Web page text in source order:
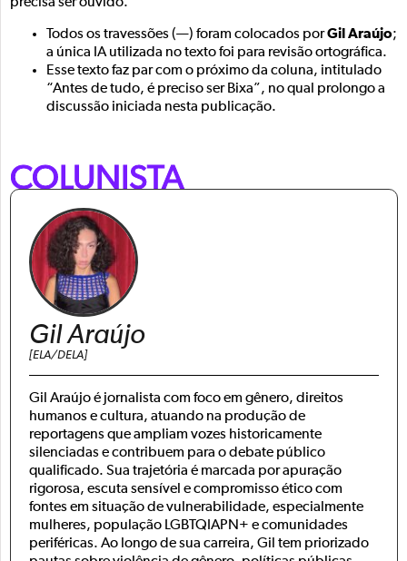
Todos os travessões (—) foram colocados porGil Araújo;
a única IA utilizada no texto foi para revisão ortográfica.
Esse texto faz par com o próximo da coluna, intitulado
“Antes de tudo, é preciso ser Bixa”, no qual prolongo a
discussão iniciada nesta publicação.
COLUNISTA
Gil Araújo
[ELA/DELA]
Gil Araújo é jornalista com foco em gênero, direitos
humanos e cultura, atuando na produção de
reportagens que ampliam vozes historicamente
silenciadas e contribuem para o debate público
qualificado. Sua trajetória é marcada por apuração
rigorosa, escuta sensível e compromisso ético com
fontes em situação de vulnerabilidade, especialmente
mulheres, população LGBTQIAPN+ e comunidades
periféricas. Ao longo de sua carreira, Gil tem priorizado